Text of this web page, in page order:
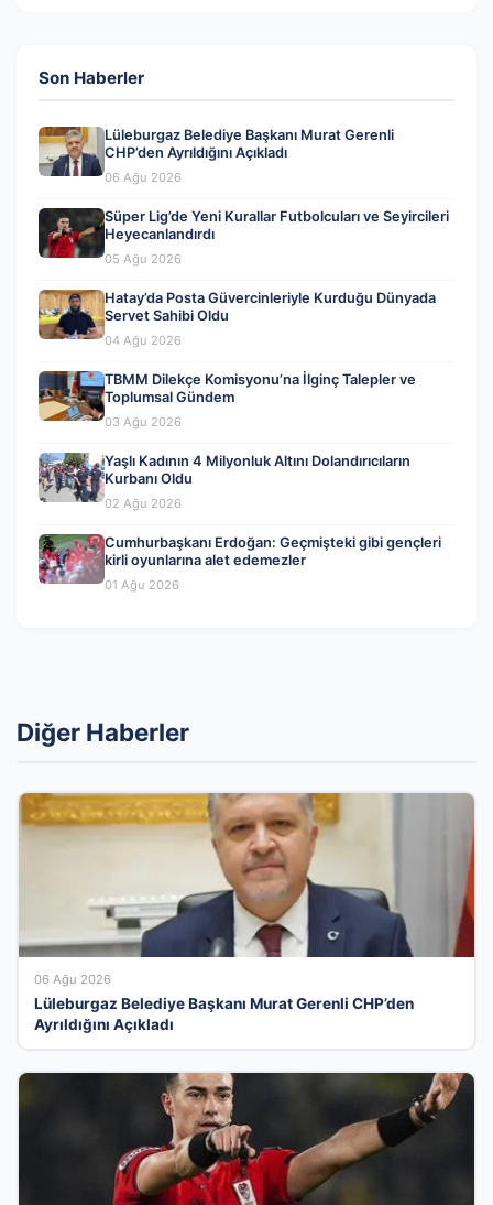
Son Haberler
Lüleburgaz Belediye Başkanı Murat Gerenli
CHP’den Ayrıldığını Açıkladı
06 Ağu 2026
Süper Lig’de Yeni Kurallar Futbolcuları ve Seyircileri
Heyecanlandırdı
05 Ağu 2026
Hatay’da Posta Güvercinleriyle Kurduğu Dünyada
Servet Sahibi Oldu
04 Ağu 2026
TBMM Dilekçe Komisyonu’na İlginç Talepler ve
Toplumsal Gündem
03 Ağu 2026
Yaşlı Kadının 4 Milyonluk Altını Dolandırıcıların
Kurbanı Oldu
02 Ağu 2026
Cumhurbaşkanı Erdoğan: Geçmişteki gibi gençleri
kirli oyunlarına alet edemezler
01 Ağu 2026
Diğer Haberler
06 Ağu 2026
Lüleburgaz Belediye Başkanı Murat Gerenli CHP’den
Ayrıldığını Açıkladı